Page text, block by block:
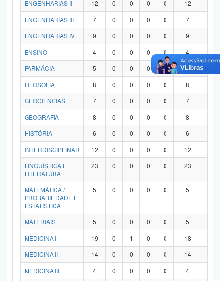
ENGENHARIAS II
12 0 0 0 0 12
ENGENHARIAS III
7 0 0 0 0 7
ENGENHARIAS IV
9 0 0 0 0 9
ENSINO
4 0 0 0 0 4
FARMÁCIA
5 0 0 0 0 5
FILOSOFIA
8 0 0 0 0 8
GEOCIÊNCIAS
7 0 0 0 0 7
GEOGRAFIA
8 0 0 0 0 8
HISTÓRIA
6 0 0 0 0 6
INTERDISCIPLINAR
12 0 0 0 0 12
LINGUÍSTICA E
LITERATURA
23 0 0 0 0 23
MATEMÁTICA /
PROBABILIDADE E
ESTATÍSTICA
5 0 0 0 0 5
MATERIAIS 5 0 0 0 0 5
MEDICINA I
19 0 1 0 0 18
MEDICINA II
14 0 0 0 0 14
MEDICINA III
4 0 0 0 0 4